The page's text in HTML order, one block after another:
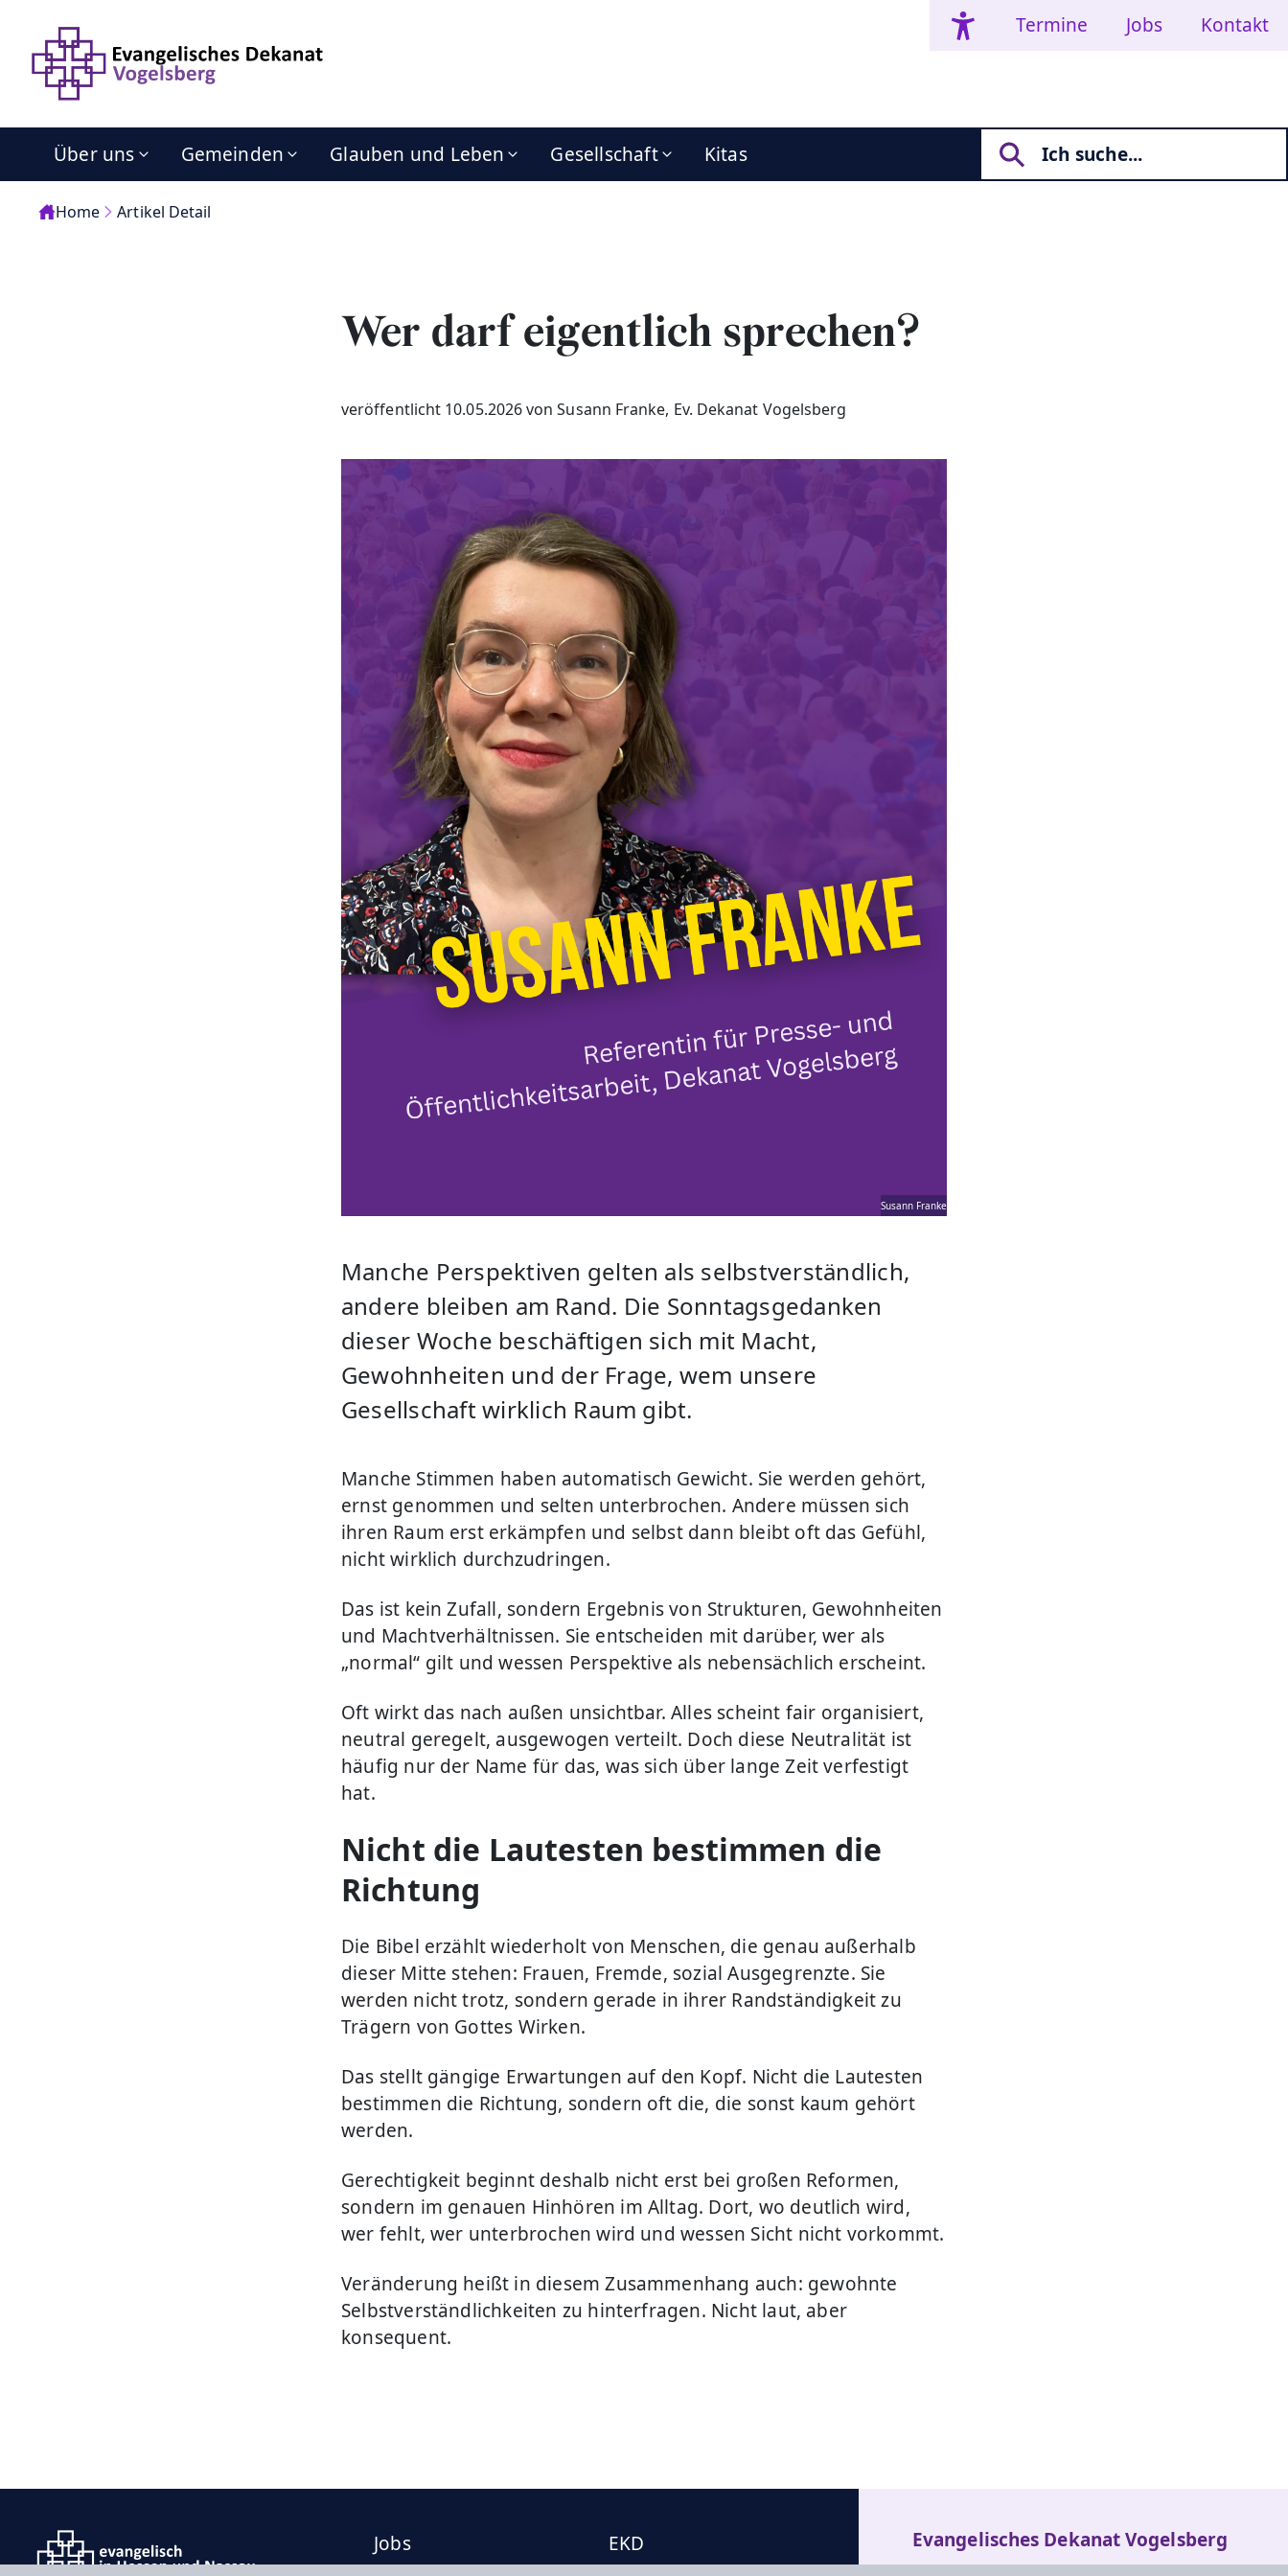
Termine Jobs Kontakt
Über uns Gemeinden Glauben und Leben Gesellschaft Kitas
Home Artikel Detail
Wer darf eigentlich sprechen?
veröffentlicht 10.05.2026 von Susann Franke, Ev. Dekanat Vogelsberg
Susann Franke
Manche Perspektiven gelten als selbstverständlich,
andere bleiben am Rand. Die Sonntagsgedanken
dieser Woche beschäftigen sich mit Macht,
Gewohnheiten und der Frage, wem unsere
Gesellschaft wirklich Raum gibt.
Manche Stimmen haben automatisch Gewicht. Sie werden gehört,
ernst genommen und selten unterbrochen. Andere müssen sich
ihren Raum erst erkämpfen und selbst dann bleibt oft das Gefühl,
nicht wirklich durchzudringen.
Das ist kein Zufall, sondern Ergebnis von Strukturen, Gewohnheiten
und Machtverhältnissen. Sie entscheiden mit darüber, wer als
„normal“ gilt und wessen Perspektive als nebensächlich erscheint.
Oft wirkt das nach außen unsichtbar. Alles scheint fair organisiert,
neutral geregelt, ausgewogen verteilt. Doch diese Neutralität ist
häufig nur der Name für das, was sich über lange Zeit verfestigt
hat.
Nicht die Lautesten bestimmen die
Richtung
Die Bibel erzählt wiederholt von Menschen, die genau außerhalb
dieser Mitte stehen: Frauen, Fremde, sozial Ausgegrenzte. Sie
werden nicht trotz, sondern gerade in ihrer Randständigkeit zu
Trägern von Gottes Wirken.
Das stellt gängige Erwartungen auf den Kopf. Nicht die Lautesten
bestimmen die Richtung, sondern oft die, die sonst kaum gehört
werden.
Gerechtigkeit beginnt deshalb nicht erst bei großen Reformen,
sondern im genauen Hinhören im Alltag. Dort, wo deutlich wird,
wer fehlt, wer unterbrochen wird und wessen Sicht nicht vorkommt.
Veränderung heißt in diesem Zusammenhang auch: gewohnte
Selbstverständlichkeiten zu hinterfragen. Nicht laut, aber
konsequent.
Jobs
EKD
Evangelisches Dekanat Vogelsberg
Fulder Tor 28